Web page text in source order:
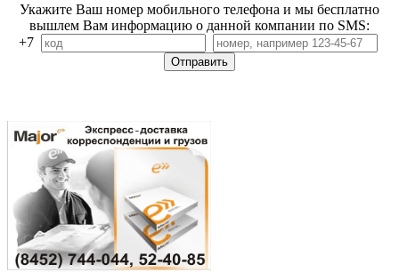
Укажите Ваш номер мобильного телефона и мы бесплатно
вышлем Вам информацию о данной компании по SMS:
+7